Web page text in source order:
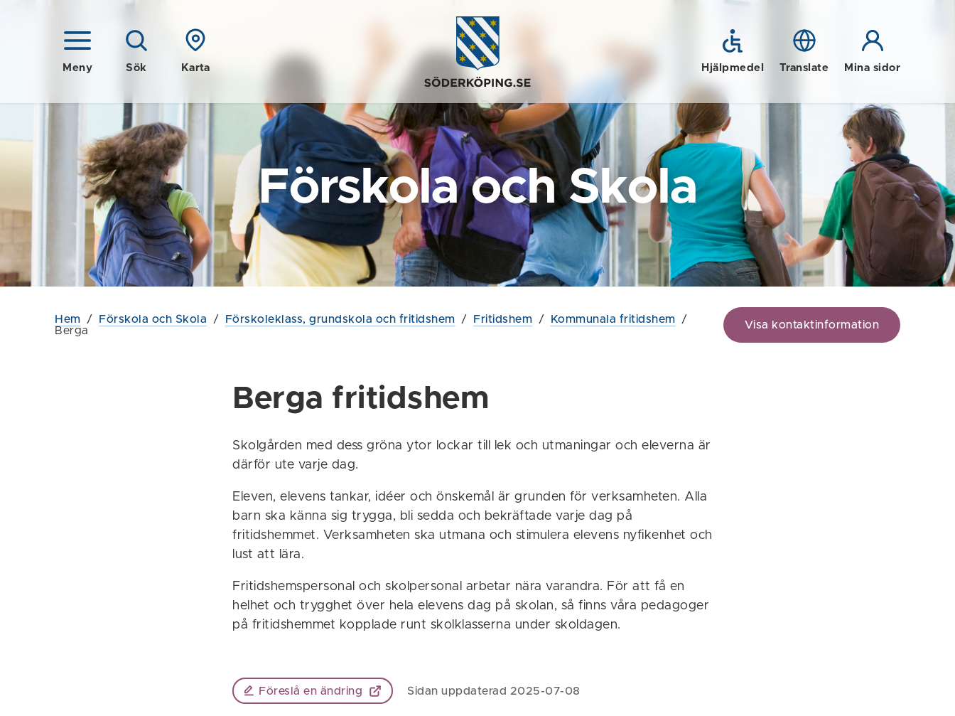
Meny Sök Karta Hjälpmedel Translate Mina sidor
Förskola och Skola
Hem / Förskola och Skola / Förskoleklass, grundskola och fritidshem / Fritidshem / Kommunala fritidshem
/
Berga
Visa kontaktinformation
Berga fritidshem
Skolgården med dess gröna ytor lockar till lek och utmaningar och eleverna är
därför ute varje dag.
Eleven, elevens tankar, idéer och önskemål är grunden för verksamheten. Alla
barn ska känna sig trygga, bli sedda och bekräftade varje dag på
fritidshemmet. Verksamheten ska utmana och stimulera elevens nyfikenhet och
lust att lära.
Fritidshemspersonal och skolpersonal arbetar nära varandra. För att få en
helhet och trygghet över hela elevens dag på skolan, så finns våra pedagoger
på fritidshemmet kopplade runt skolklasserna under skoldagen.
Föreslå en ändring Sidan uppdaterad 2025-07-08